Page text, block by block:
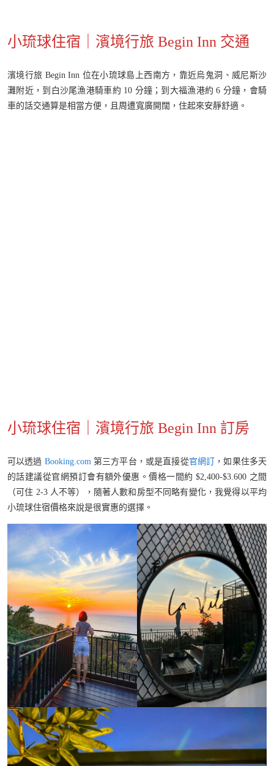
小琉球住宿｜濱境行旅 Begin Inn 交通
濱境行旅 Begin Inn 位在小琉球島上西南方，靠近烏鬼洞、威尼斯沙
灘附近，到白沙尾漁港騎車約 10 分鐘；到大福漁港約 6 分鐘，會騎
車的話交通算是相當方便，且周遭寬廣開闊，住起來安靜舒適。
小琉球住宿｜濱境行旅 Begin Inn 訂房
可以透過 Booking.com 第三方平台，或是直接從官網訂 ，如果住多天
的話建議從官網預訂會有額外優惠。價格一間約 $2,400-$3.600 之間
（可住 2-3 人不等），隨著人數和房型不同略有變化，我覺得以平均
小琉球住宿價格來說是很實惠的選擇。